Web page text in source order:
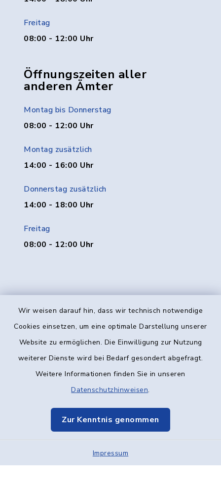
Wir weisen darauf hin, dass wir technisch notwendige
Cookies einsetzen, um eine optimale Darstellung unserer
Website zu ermöglichen. Die Einwilligung zur Nutzung
weiterer Dienste wird bei Bedarf gesondert abgefragt.
Weitere Informationen finden Sie in unseren
Datenschutzhinweisen.
Zur Kenntnis genommen
Impressum
Freitag
08:00 - 12:00 Uhr
Öffnungszeiten aller
anderen Ämter
Montag bis Donnerstag
08:00 - 12:00 Uhr
Montag zusätzlich
14:00 - 16:00 Uhr
Donnerstag zusätzlich
14:00 - 18:00 Uhr
Freitag
08:00 - 12:00 Uhr
Kontakt
Datenschutz
Elektronische Kommunikation
Sitemap